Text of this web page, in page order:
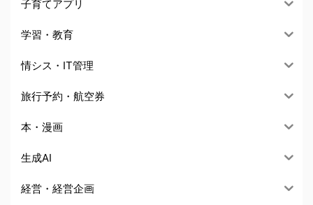
子育てアプリ
学習・教育
情シス・IT管理
旅行予約・航空券
本・漫画
生成AI
経営・経営企画